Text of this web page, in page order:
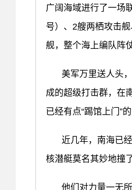
广阔海域进行了一场
号）、2艘两栖攻击
舰，整个海上编队阵
美军万里送人头
成的超级打击群，在
已经有点“踢馆上门”
近几年，南海已
核潜艇莫名其妙地撞
他们对力量一无所